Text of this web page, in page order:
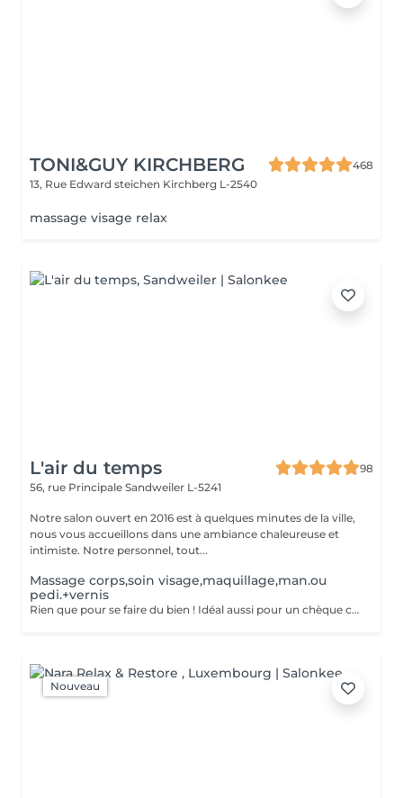
TONI&GUY KIRCHBERG
468
13, Rue Edward steichen Kirchberg L-2540
massage visage relax
L'air du temps
98
56, rue Principale Sandweiler L-5241
Notre salon ouvert en 2016 est à quelques minutes de la ville,
nous vous accueillons dans une ambiance chaleureuse et
intimiste. Notre personnel, tout...
Massage corps,soin visage,maquillage,man.ou
pedi.+vernis
Rien que pour se faire du bien ! Idéal aussi pour un chèque cadeau. Vous aurez la détente d'un massage relaxant, un soin visage + maquillage, et une manucure ou pédicure avec vernis classique.
Nouveau